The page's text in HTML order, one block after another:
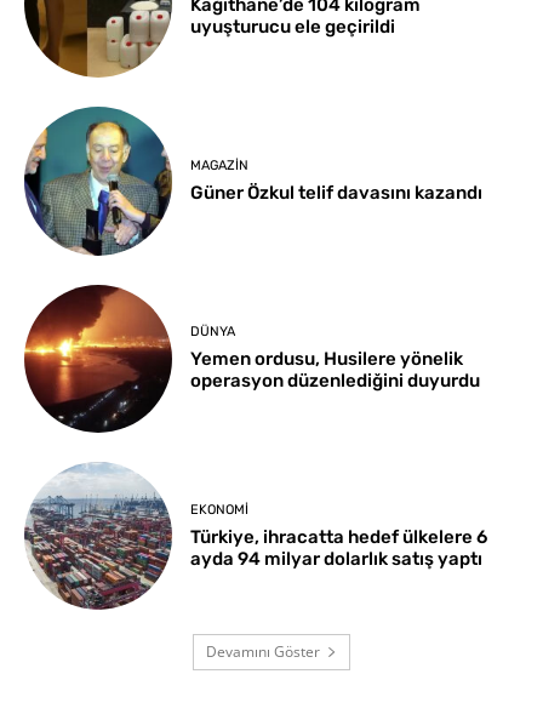
uyuşturucu ele geçirildi
MAGAZIN
Güner Özkul telif davasını kazandı
DÜNYA
Yemen ordusu, Husilere yönelik
operasyon düzenlediğini duyurdu
EKONOMI
Türkiye, ihracatta hedef ülkelere 6
ayda 94 milyar dolarlık satış yaptı
Devamını Göster